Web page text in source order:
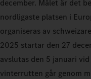
december. Målet är det
nordligaste platsen i
organiseras av
2025 startar den 27
avslutas den 5 januari
vinterrutten går genom